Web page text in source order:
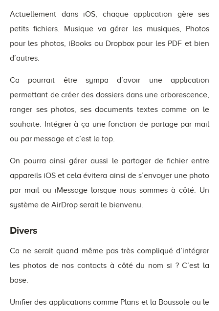
Actuellement dans iOS, chaque application gère ses
petits fichiers. Musique va gérer les musiques, Photos
pour les photos, iBooks ou Dropbox pour les PDF et bien
d’autres.
Ca pourrait être sympa d’avoir une application
permettant de créer des dossiers dans une arborescence,
ranger ses photos, ses documents textes comme on le
souhaite. Intégrer à ça une fonction de partage par mail
ou par message et c’est le top.
On pourra ainsi gérer aussi le partager de fichier entre
appareils iOS et cela évitera ainsi de s’envoyer une photo
par mail ou iMessage lorsque nous sommes à côté. Un
système de AirDrop serait le bienvenu.
Divers
Ca ne serait quand même pas très compliqué d’intégrer
les photos de nos contacts à côté du nom si ? C’est la
base.
Unifier des applications comme Plans et la Boussole ou le